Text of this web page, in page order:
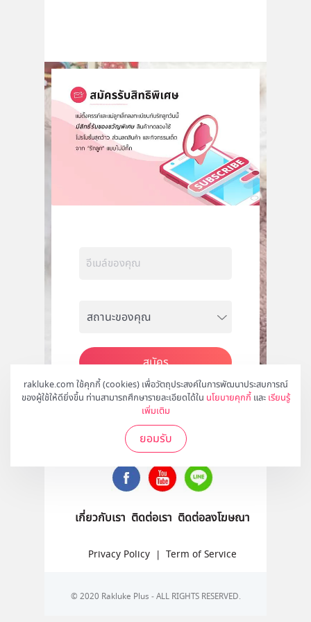
rakluke.com ใช้คุกกี้ (cookies) เพื่อวัตถุประสงค์ในการพัฒนาประสบการณ์
ของผู้ใช้ให้ดียิ่งขึ้น ท่านสามารถศึกษารายละเอียดได้ใน นโยบายคุกกี้ และ เรียนรู้
เพิ่มเติม
ยอมรับ
สมัคร
ติดตามเราได้ที่
เกี่ยวกับเรา ติดต่อเรา ติดต่อลงโฆษณา
Privacy Policy | Term of Service
© 2020 Rakluke Plus - ALL RIGHTS RESERVED.